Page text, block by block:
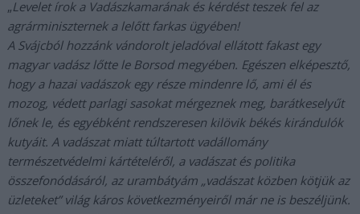
„Levelet írok a Vadászkamarának és kérdést teszek fel az
agrárminiszternek a lelőtt farkas ügyében!
A Svájcból hozzánk vándorolt jeladóval ellátott fakast egy
magyar vadász lőtte le Borsod megyében. Egészen elképesztő,
hogy a hazai vadászok egy része mindenre lő, ami él és
mozog, védett parlagi sasokat mérgeznek meg, barátkeselyűt
lőnek le, és egyébként rendszeresen kilövik békés kirándulók
kutyáit. A vadászat miatt túltartott vadállomány
természetvédelmi kártételéről, a vadászat és politika
összefonódásáról, az urambátyám „vadászat közben kötjük az
üzleteket” világ káros következményeiről már ne is beszéljünk.